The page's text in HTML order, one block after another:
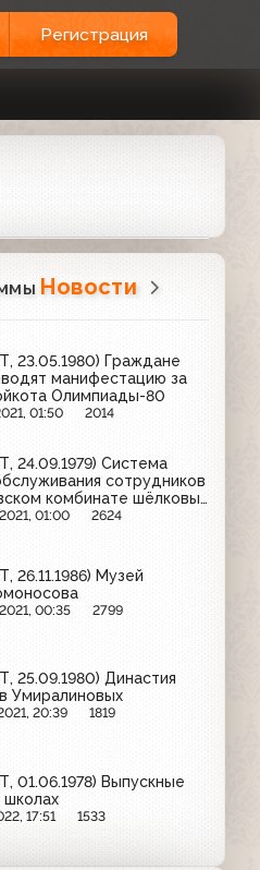
Регистрация
Новости
23.05.1980) Граждане
манифестацию за
Олимпиады-80
01:50 2014
24.09.1979) Система
сотрудников
комбинате шёлковых
01:00 2624
26.11.1986) Музей
00:35 2799
25.09.1980) Династия
Умиралиновых
20:39 1819
01.06.1978) Выпускные
школах
17:51 1533